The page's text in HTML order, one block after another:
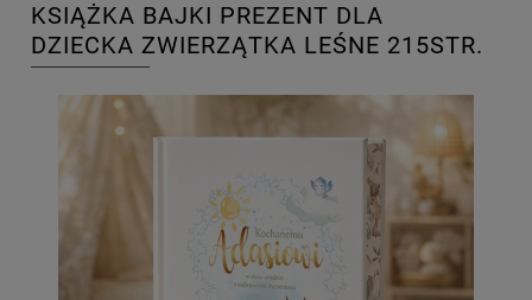
KSIĄŻKA BAJKI PREZENT DLA
DZIECKA ZWIERZĄTKA LEŚNE 215STR.